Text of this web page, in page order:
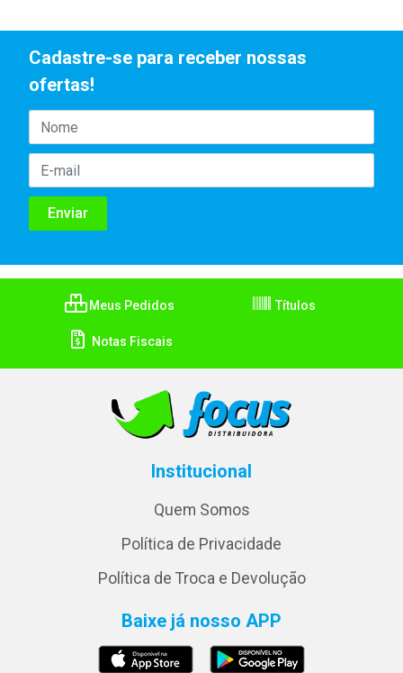
Cadastre-se para receber nossas
ofertas!
Meus Pedidos Títulos
Notas Fiscais
Institucional
Quem Somos
Política de Privacidade
Política de Troca e Devolução
Baixe já nosso APP